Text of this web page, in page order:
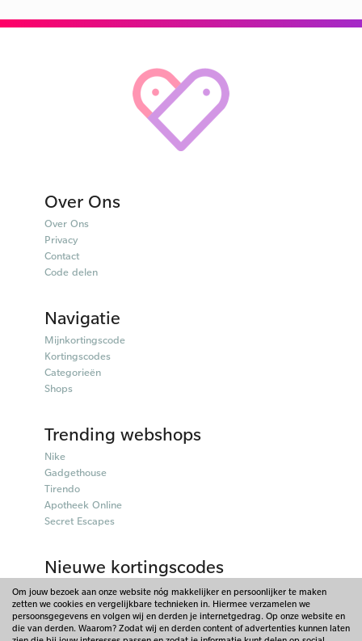
Over Ons
Over Ons
Privacy
Contact
Code delen
Navigatie
Mijnkortingscode
Kortingscodes
Categorieën
Shops
Trending webshops
Nike
Gadgethouse
Tirendo
Apotheek Online
Secret Escapes
Nieuwe kortingscodes
Parfumado kortingscodes
Fitpen kortingscodes
Tiqets kortingscodes
Charles & Keith kortingscodes
Om jouw bezoek aan onze website nóg makkelijker en persoonlijker te maken
zetten we cookies en vergelijkbare technieken in. Hiermee verzamelen we
persoonsgegevens en volgen wij en derden je internetgedrag. Op onze website en
die van derden. Waarom? Zodat wij en derden content of advertenties kunnen laten